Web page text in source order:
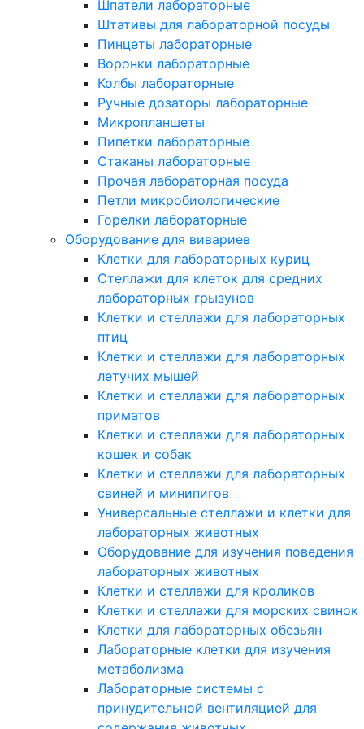
Шпатели лабораторные
Штативы для лабораторной посуды
Пинцеты лабораторные
Воронки лабораторные
Колбы лабораторные
Ручные дозаторы лабораторные
Микропланшеты
Пипетки лабораторные
Стаканы лабораторные
Прочая лабораторная посуда
Петли микробиологические
Горелки лабораторные
Оборудование для вивариев
Клетки для лабораторных куриц
Стеллажи для клеток для средних
лабораторных грызунов
Клетки и стеллажи для лабораторных
птиц
Клетки и стеллажи для лабораторных
летучих мышей
Клетки и стеллажи для лабораторных
приматов
Клетки и стеллажи для лабораторных
кошек и собак
Клетки и стеллажи для лабораторных
свиней и минипигов
Универсальные стеллажи и клетки для
лабораторных животных
Оборудование для изучения поведения
лабораторных животных
Клетки и стеллажи для кроликов
Клетки и стеллажи для морских свинок
Клетки для лабораторных обезьян
Лабораторные клетки для изучения
метаболизма
Лабораторные системы с
принудительной вентиляцией для